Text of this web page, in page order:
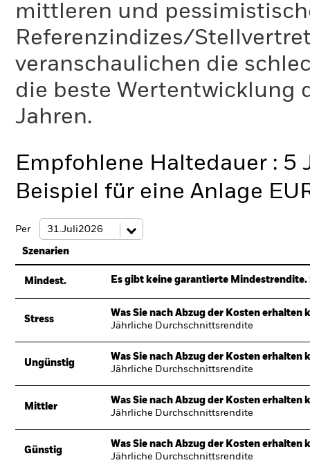
mittleren und
Referenzindizes/
veranschaulichen die
die beste Wertentwicklung
Jahren.
Empfohlene Haltedauer : 5
Beispiel für eine Anlage
Per
Szenarien
Mindest. Es gibt keine garantierte
Stress
Was Sie nach Abzug der Kosten erhalten
Jährliche Durchschnittsrendite
Ungünstig
Was Sie nach Abzug der Kosten erhalten
Jährliche Durchschnittsrendite
Mittler
Was Sie nach Abzug der Kosten erhalten
Jährliche Durchschnittsrendite
Günstig
Was Sie nach Abzug der Kosten erhalten
Jährliche Durchschnittsrendite